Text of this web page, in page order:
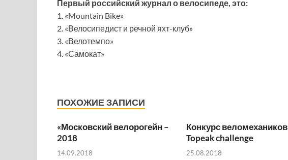
Первый российский журнал о велосипеде, это:
1. «Mountain Bike»
2. «Велосипедист и речной яхт-клуб»
3. «Велотемпо»
4. «Самокат»
ПОХОЖИЕ ЗАПИСИ
«Московский велорогейн –
2018
14.09.2018
Конкурс веломехаников
Topeak challenge
25.08.2018